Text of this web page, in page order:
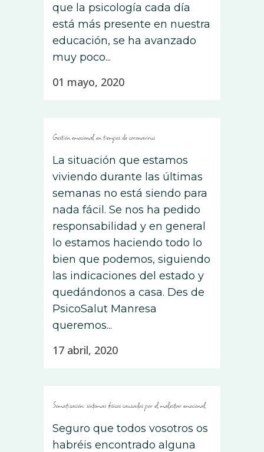
que la psicología cada día
está más presente en nuestra
educación, se ha avanzado
muy poco...
01 mayo, 2020
Gestión emocional en tiempos de coronavirus
La situación que estamos
viviendo durante las últimas
semanas no está siendo para
nada fácil. Se nos ha pedido
responsabilidad y en general
lo estamos haciendo todo lo
bien que podemos, siguiendo
las indicaciones del estado y
quedándonos a casa. Des de
PsicoSalut Manresa
queremos...
17 abril, 2020
Somatización: síntomas físicos causados ​​por el malestar emocional
Seguro que todos vosotros os
habréis encontrado alguna